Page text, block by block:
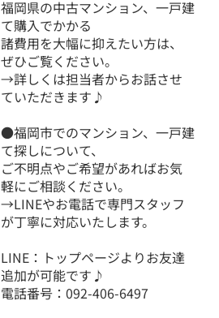
福岡県の中古マンション、一戸建
て購入でかかる
諸費用を大幅に抑えたい方は、
ぜひご覧ください。
→詳しくは担当者からお話させ
ていただきます♪
●福岡市でのマンション、一戸建
て探しについて、
ご不明点やご希望があればお気
軽にご相談ください。
→LINEやお電話で専門スタッフ
が丁寧に対応いたします。
LINE：トップページよりお友達
追加が可能です♪
電話番号：092-406-6497